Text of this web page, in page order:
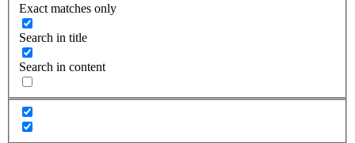
Exact matches only
Search in title
Search in content